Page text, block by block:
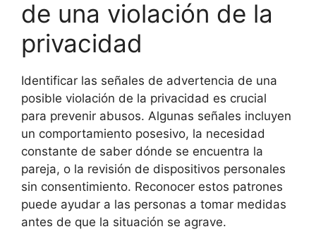
de una violación de la
privacidad
Identificar las señales de advertencia de una
posible violación de la privacidad es crucial
para prevenir abusos. Algunas señales incluyen
un comportamiento posesivo, la necesidad
constante de saber dónde se encuentra la
pareja, o la revisión de dispositivos personales
sin consentimiento. Reconocer estos patrones
puede ayudar a las personas a tomar medidas
antes de que la situación se agrave.